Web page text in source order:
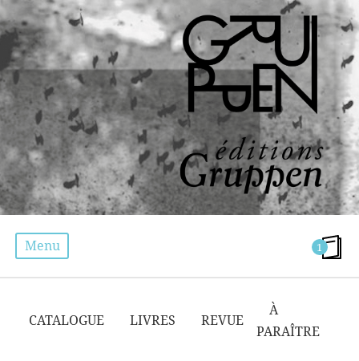
Menu 1
CATALOGUE
LIVRES REVUE
À
PARAÎTRE